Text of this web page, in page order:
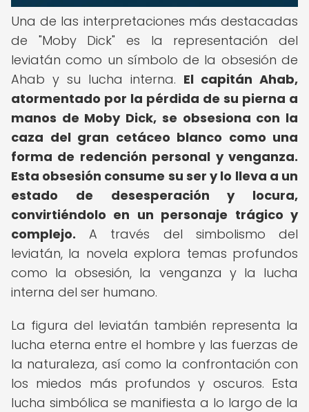
Una de las interpretaciones más destacadas
de "Moby Dick" es la representación del
leviatán como un símbolo de la obsesión de
Ahab y su lucha interna. El capitán Ahab,
atormentado por la pérdida de su pierna a
manos de Moby Dick, se obsesiona con la
caza del gran cetáceo blanco como una
forma de redención personal y venganza.
Esta obsesión consume su ser y lo lleva a un
estado de desesperación y locura,
convirtiéndolo en un personaje trágico y
complejo. A través del simbolismo del
leviatán, la novela explora temas profundos
como la obsesión, la venganza y la lucha
interna del ser humano.
La figura del leviatán también representa la
lucha eterna entre el hombre y las fuerzas de
la naturaleza, así como la confrontación con
los miedos más profundos y oscuros. Esta
lucha simbólica se manifiesta a lo largo de la